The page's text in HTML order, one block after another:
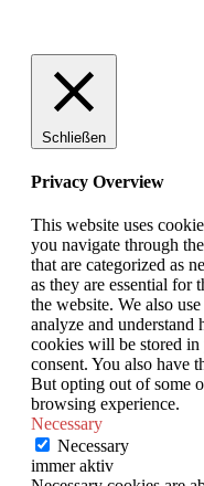
Schließen
Privacy Overview
This website uses
you navigate through
that are categorized as
as they are essential
the website. We also
analyze and understand
cookies will be stored
consent. You also have
But opting out of some
browsing experience.
Necessary
Necessary
immer aktiv